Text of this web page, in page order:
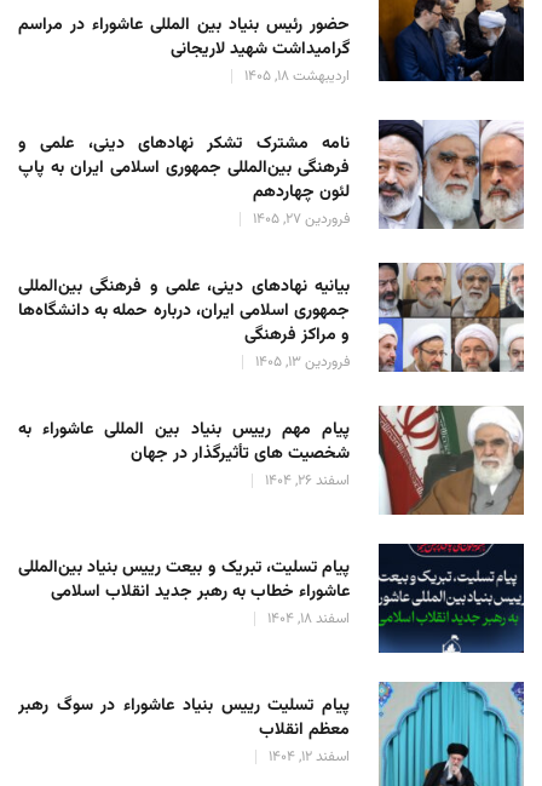
حضور رئیس بنیاد بین المللی عاشوراء در مراسم
گرامیداشت شهید لاریجانی
اردیبهشت 18, 1405
نامه مشترک تشکر نهادهای دینی، علمی و
فرهنگی بین‌المللی جمهوری اسلامی ایران به پاپ
لئون چهاردهم
فروردین 27, 1405
بیانیه نهادهای دینی، علمی و فرهنگی بین‌المللی
جمهوری اسلامی ایران، درباره حمله به دانشگاه‌ها
و مراکز فرهنگی
فروردین 13, 1405
پیام مهم رییس بنیاد بین المللی عاشوراء به
شخصیت های تأثیرگذار در جهان
اسفند 26, 1404
پیام تسلیت، تبریک و بیعت رییس بنیاد بین‌المللی
عاشوراء خطاب به رهبر جدید انقلاب اسلامی
اسفند 18, 1404
پیام تسلیت رییس بنیاد عاشوراء در سوگ رهبر
معظم انقلاب
اسفند 12, 1404